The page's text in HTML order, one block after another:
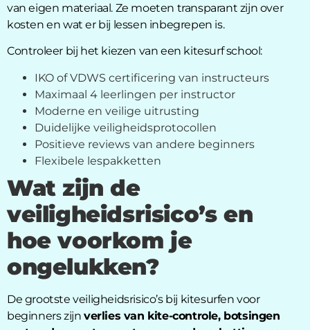
van eigen materiaal. Ze moeten transparant zijn over
kosten en wat er bij lessen inbegrepen is.
Controleer bij het kiezen van een kitesurf school:
IKO of VDWS certificering van instructeurs
Maximaal 4 leerlingen per instructor
Moderne en veilige uitrusting
Duidelijke veiligheidsprotocollen
Positieve reviews van andere beginners
Flexibele lespakketten
Wat zijn de
veiligheidsrisico’s en
hoe voorkom je
ongelukken?
De grootste veiligheidsrisico’s bij kitesurfen voor
beginners zijn verlies van kite-controle, botsingen